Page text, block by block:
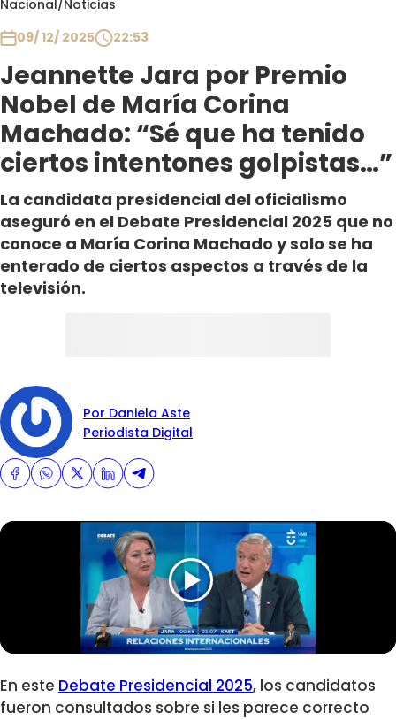
Nacional/Noticias
09/ 12/ 2025
22:53
Jeannette Jara por Premio
Nobel de María Corina
Machado: “Sé que ha tenido
ciertos intentones golpistas…”
La candidata presidencial del oficialismo
aseguró en el Debate Presidencial 2025 que no
conoce a María Corina Machado y solo se ha
enterado de ciertos aspectos a través de la
televisión.
Por Daniela Aste
Periodista Digital
En este Debate Presidencial 2025, los candidatos
fueron consultados sobre si les parece correcto
Club De La Comedia
Contigo en Directo
Plan Perfecto
El Tiempo
Sabingo
Todos Los Programas